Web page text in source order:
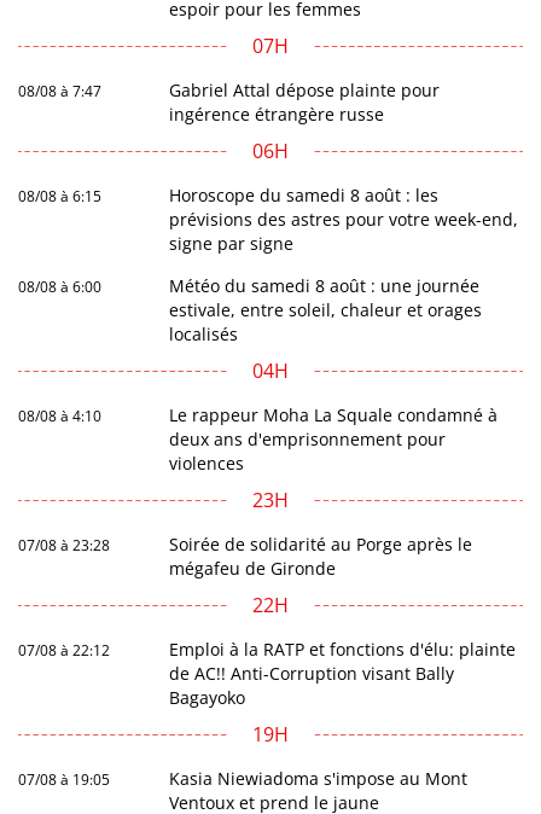
espoir pour les femmes
07H
08/08 à 7:47
Gabriel Attal dépose plainte pour
ingérence étrangère russe
06H
08/08 à 6:15
Horoscope du samedi 8 août : les
prévisions des astres pour votre week-end,
signe par signe
08/08 à 6:00
Météo du samedi 8 août : une journée
estivale, entre soleil, chaleur et orages
localisés
04H
08/08 à 4:10
Le rappeur Moha La Squale condamné à
deux ans d'emprisonnement pour
violences
23H
07/08 à 23:28
Soirée de solidarité au Porge après le
mégafeu de Gironde
22H
07/08 à 22:12
Emploi à la RATP et fonctions d'élu: plainte
de AC!! Anti-Corruption visant Bally
Bagayoko
19H
07/08 à 19:05
Kasia Niewiadoma s'impose au Mont
Ventoux et prend le jaune